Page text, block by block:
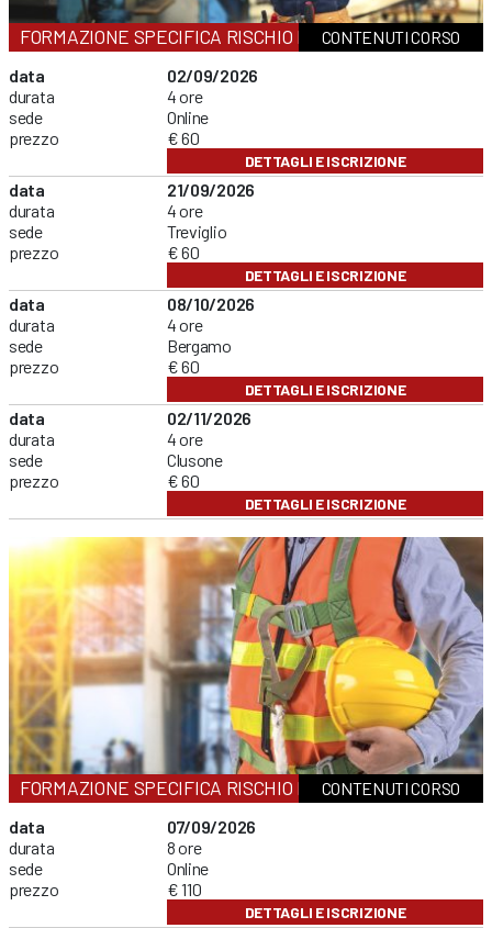
FORMAZIONE SPECIFICA RISCHIO BASSOCONTENUTI CORSO
data
durata
sede
prezzo
02/09/2026
4 ore
Online
€ 60
DETTAGLI E ISCRIZIONE
data
durata
sede
prezzo
21/09/2026
4 ore
Treviglio
€ 60
DETTAGLI E ISCRIZIONE
data
durata
sede
prezzo
08/10/2026
4 ore
Bergamo
€ 60
DETTAGLI E ISCRIZIONE
data
durata
sede
prezzo
02/11/2026
4 ore
Clusone
€ 60
DETTAGLI E ISCRIZIONE
FORMAZIONE SPECIFICA RISCHIO MEDIOCONTENUTI CORSO
data
durata
sede
prezzo
07/09/2026
8 ore
Online
€ 110
DETTAGLI E ISCRIZIONE